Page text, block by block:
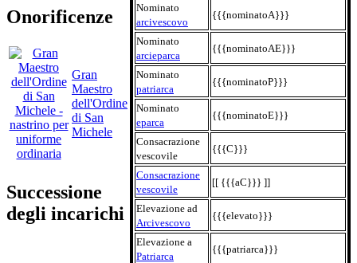
Nominato
arcivescovo
{{{nominatoA}}}
Nominato
arcieparca
{{{nominatoAE}}}
Nominato
patriarca
{{{nominatoP}}}
Nominato
eparca
{{{nominatoE}}}
Consacrazione
vescovile
{{{C}}}
Consacrazione
vescovile
[[ {{{aC}}} ]]
Elevazione ad
Arcivescovo
{{{elevato}}}
Elevazione a
Patriarca
{{{patriarca}}}
Onorificenze
Gran
Maestro
dell'Ordine
di San
Michele
Successione
degli incarichi